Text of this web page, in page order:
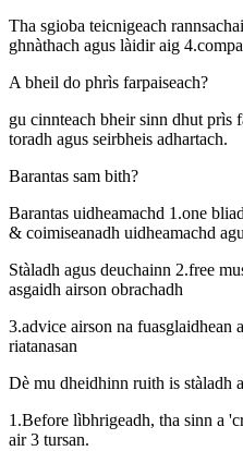
Tha sgioba teicnigeach
ghnàthach agus làidir aig
A bheil do phrìs farpaiseach?
gu cinnteach bheir sinn dhut prìs
toradh agus seirbheis adhartach.
Barantas sam bith?
Barantas uidheamachd 1.one
& coimiseanadh uidheamachd
Stàladh agus deuchainn 2.free
asgaidh airson obrachadh
3.advice airson na fuasglaidhean
riatanasan
Dè mu dheidhinn ruith is stàladh
1.Before lìbhrigeadh, tha sinn a
air 3 tursan.